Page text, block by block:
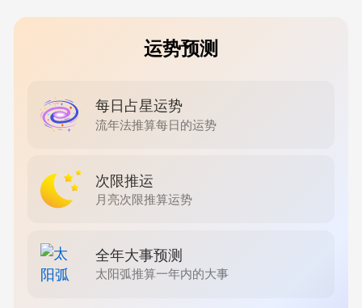
运势预测
每日占星运势
流年法推算每日的运势
次限推运
月亮次限推算运势
全年大事预测
太阳弧推算一年内的大事